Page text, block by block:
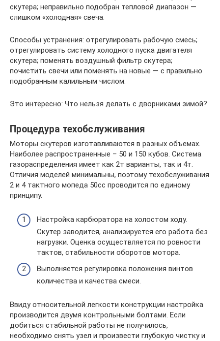
скутера; неправильно подобран тепловой диапазон —
слишком «холодная» свеча.
Способы устранения: отрегулировать рабочую смесь;
отрегулировать систему холодного пуска двигателя
скутера; поменять воздушный фильтр скутера;
почистить свечи или поменять на новые — с правильно
подобранным калильным числом.
Это интересно: Что нельзя делать с дворниками зимой?
Процедура техобслуживания
Моторы скутеров изготавливаются в разных объемах.
Наиболее распространенные – 50 и 150 кубов. Система
газораспределения имеет как 2т варианты, так и 4т.
Отличия моделей минимальны, поэтому техобслуживания
2 и 4 тактного мопеда 50сс проводится по единому
принципу.
Настройка карбюратора на холостом ходу.
Скутер заводится, анализируется его работа без
нагрузки. Оценка осуществляется по ровности
тактов, стабильности оборотов мотора.
Выполняется регулировка положения винтов
количества и качества смеси.
Ввиду относительной легкости конструкции настройка
производится двумя контрольными болтами. Если
добиться стабильной работы не получилось,
необходимо снять узел и произвести глубокую чистку и